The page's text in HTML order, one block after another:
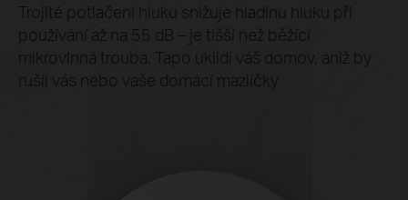
Trojité potlačení hluku snižuje hladinu hluku při
používání až na 55 dB – je tišší než běžící
mikrovlnná trouba. Tapo uklidí váš domov, aniž by
rušil vás nebo vaše domácí mazlíčky